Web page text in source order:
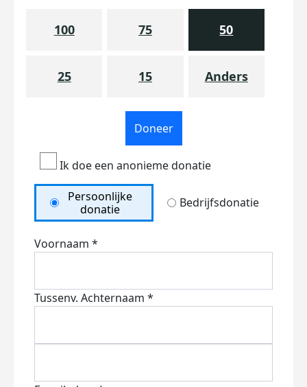
100 75 50
25 15 Anders
Doneer
Ik doe een anonieme donatie
Persoonlijke
donatie
Bedrijfsdonatie
Voornaam *
Tussenv. Achternaam *